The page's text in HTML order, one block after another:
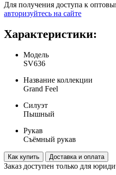
Для получения доступа к
aвторизуйтесь на сайте
Характеристики:
Модель
SV636
Название коллекции
Grand Feel
Силуэт
Пышный
Рукав
Съёмный рукав
Как купить Доставка и оплата
Заказ доступен только для